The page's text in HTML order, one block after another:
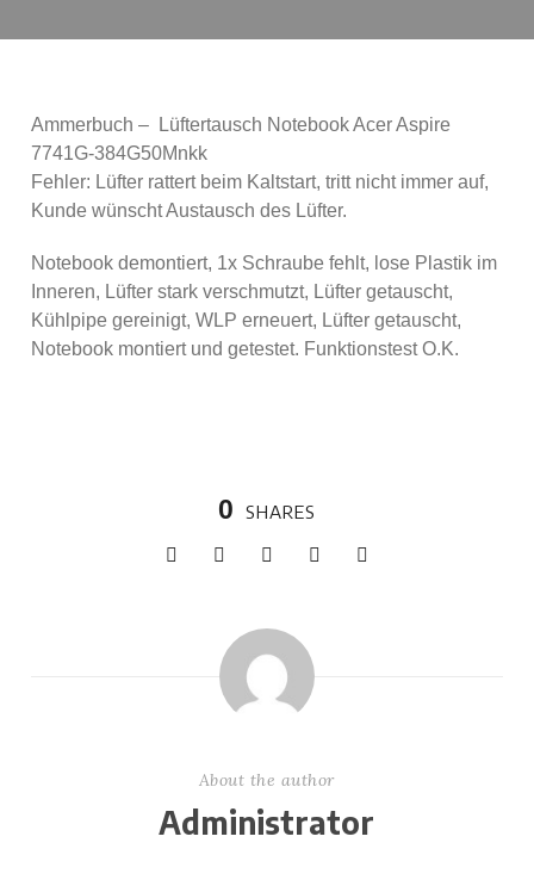
Ammerbuch – Lüftertausch Notebook Acer Aspire
7741G-384G50Mnkk
Fehler: Lüfter rattert beim Kaltstart, tritt nicht immer auf,
Kunde wünscht Austausch des Lüfter.
Notebook demontiert, 1x Schraube fehlt, lose Plastik im
Inneren, Lüfter stark verschmutzt, Lüfter getauscht,
Kühlpipe gereinigt, WLP erneuert, Lüfter getauscht,
Notebook montiert und getestet. Funktionstest O.K.
0 SHARES
About the author
Administrator